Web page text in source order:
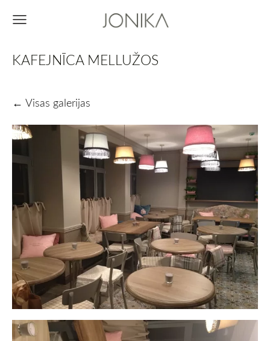
KAFEJNĪCA MELLUŽOS
Visas galerijas